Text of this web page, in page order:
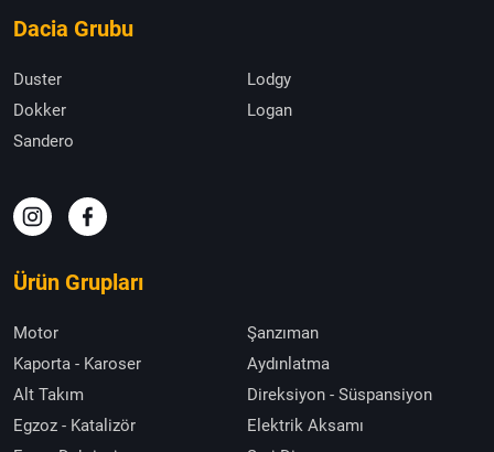
Dacia Grubu
Duster
Lodgy
Dokker
Logan
Sandero
Ürün Grupları
Motor
Şanzıman
Kaporta - Karoser
Aydınlatma
Alt Takım
Direksiyon - Süspansiyon
Egzoz - Katalizör
Elektrik Aksamı